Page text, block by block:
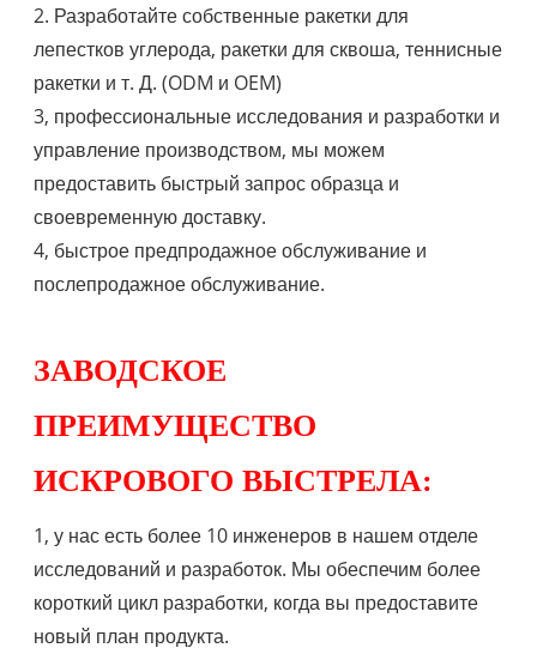
2. Разработайте собственные ракетки для
лепестков углерода, ракетки для сквоша, теннисные
ракетки и т. Д. (ODM и OEM)
3, профессиональные исследования и разработки и
управление производством, мы можем
предоставить быстрый запрос образца и
своевременную доставку.
4, быстрое предпродажное обслуживание и
послепродажное обслуживание.
ЗАВОДСКОЕ
ПРЕИМУЩЕСТВО
ИСКРОВОГО ВЫСТРЕЛА:
1, у нас есть более 10 инженеров в нашем отделе
исследований и разработок. Мы обеспечим более
короткий цикл разработки, когда вы предоставите
новый план продукта.